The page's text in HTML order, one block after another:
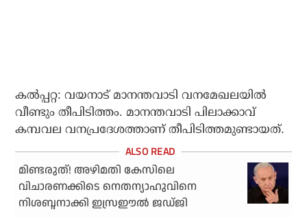
കല്‍പ്പറ്റ: വയനാട് മാനന്തവാടി വനമേഖലയില്‍
വീണ്ടും തീപിടിത്തം. മാനന്തവാടി പിലാക്കാവ്
കമ്പവല വനപ്രദേശത്താണ് തീപിടിത്തമുണ്ടായത്.
മിണ്ടരുത്! അഴിമതി കേസിലെ
വിചാരണക്കിടെ നെതന്യാഹുവിനെ
നിശബ്ദനാക്കി ഇസ്രഈല്‍ ജഡ്ജി